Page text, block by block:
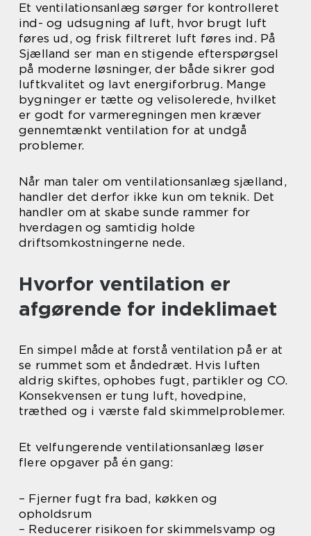
Et ventilationsanlæg sørger for kontrolleret
ind- og udsugning af luft, hvor brugt luft
føres ud, og frisk filtreret luft føres ind. På
Sjælland ser man en stigende efterspørgsel
på moderne løsninger, der både sikrer god
luftkvalitet og lavt energiforbrug. Mange
bygninger er tætte og velisolerede, hvilket
er godt for varmeregningen men kræver
gennemtænkt ventilation for at undgå
problemer.
Når man taler om ventilationsanlæg sjælland,
handler det derfor ikke kun om teknik. Det
handler om at skabe sunde rammer for
hverdagen og samtidig holde
driftsomkostningerne nede.
Hvorfor ventilation er
afgørende for indeklimaet
En simpel måde at forstå ventilation på er at
se rummet som et åndedræt. Hvis luften
aldrig skiftes, ophobes fugt, partikler og CO.
Konsekvensen er tung luft, hovedpine,
træthed og i værste fald skimmelproblemer.
Et velfungerende ventilationsanlæg løser
flere opgaver på én gang:
– Fjerner fugt fra bad, køkken og
opholdsrum
– Reducerer risikoen for skimmelsvamp og